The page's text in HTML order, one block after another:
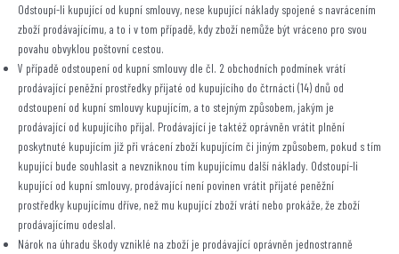
Odstoupí-li kupující od kupní smlouvy, nese kupující náklady spojené s navrácením
zboží prodávajícímu, a to i v tom případě, kdy zboží nemůže být vráceno pro svou
povahu obvyklou poštovní cestou.
V případě odstoupení od kupní smlouvy dle čl. 2 obchodních podmínek vrátí
prodávající peněžní prostředky přijaté od kupujícího do čtrnácti (14) dnů od
odstoupení od kupní smlouvy kupujícím, a to stejným způsobem, jakým je
prodávající od kupujícího přijal. Prodávající je taktéž oprávněn vrátit plnění
poskytnuté kupujícím již při vrácení zboží kupujícím či jiným způsobem, pokud s tím
kupující bude souhlasit a nevzniknou tím kupujícímu další náklady. Odstoupí-li
kupující od kupní smlouvy, prodávající není povinen vrátit přijaté peněžní
prostředky kupujícímu dříve, než mu kupující zboží vrátí nebo prokáže, že zboží
prodávajícímu odeslal.
Nárok na úhradu škody vzniklé na zboží je prodávající oprávněn jednostranně